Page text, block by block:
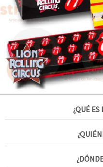
¿QUÉ